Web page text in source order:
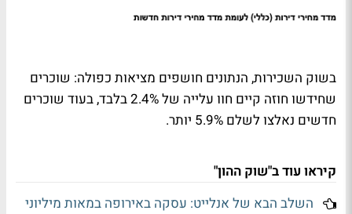
בשוק השכירות, הנתונים חושפים מציאות כפולה: שוכרים
שחידשו חוזה קיים חוו עלייה של 2.4% בלבד, בעוד שוכרים
חדשים נאלצו לשלם 5.9% יותר.
קיראו עוד ב"שוק ההון"
השלב הבא של אנלייט: עסקה באירופה במאות מיליוני